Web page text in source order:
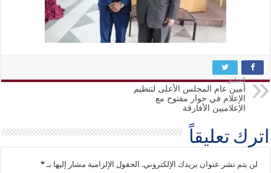
السابق
أمين عام المجلس الأعلى لتنظيم
الإعلام في حوار مفتوح مع
الإعلاميين الأفارقة
اترك تعليقاً
لن يتم نشر عنوان بريدك الإلكتروني. الحقول الإلزامية مشار إليها بـ*